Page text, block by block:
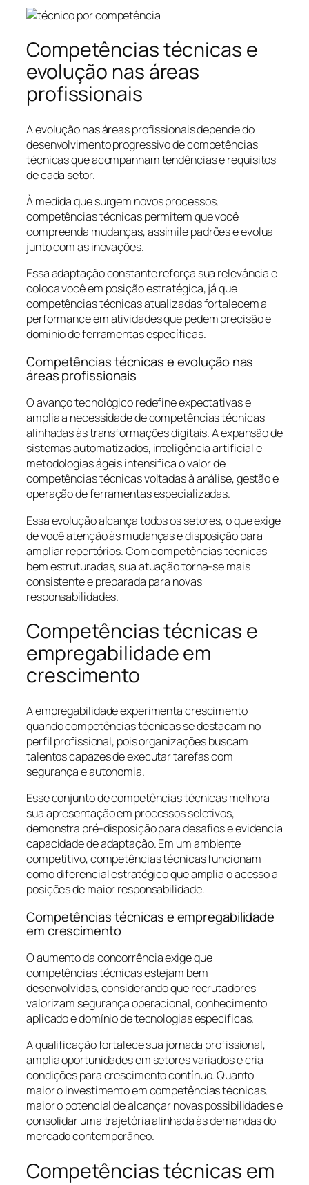
Competências técnicas e
evolução nas áreas
profissionais
A evolução nas áreas profissionais depende do
desenvolvimento progressivo de competências
técnicas que acompanham tendências e requisitos
de cada setor.
À medida que surgem novos processos,
competências técnicas permitem que você
compreenda mudanças, assimile padrões e evolua
junto com as inovações.
Essa adaptação constante reforça sua relevância e
coloca você em posição estratégica, já que
competências técnicas atualizadas fortalecem a
performance em atividades que pedem precisão e
domínio de ferramentas específicas.
Competências técnicas e evolução nas
áreas profissionais
O avanço tecnológico redefine expectativas e
amplia a necessidade de competências técnicas
alinhadas às transformações digitais. A expansão de
sistemas automatizados, inteligência artificial e
metodologias ágeis intensifica o valor de
competências técnicas voltadas à análise, gestão e
operação de ferramentas especializadas.
Essa evolução alcança todos os setores, o que exige
de você atenção às mudanças e disposição para
ampliar repertórios. Com competências técnicas
bem estruturadas, sua atuação torna-se mais
consistente e preparada para novas
responsabilidades.
Competências técnicas e
empregabilidade em
crescimento
A empregabilidade experimenta crescimento
quando competências técnicas se destacam no
perfil profissional, pois organizações buscam
talentos capazes de executar tarefas com
segurança e autonomia.
Esse conjunto de competências técnicas melhora
sua apresentação em processos seletivos,
demonstra pré-disposição para desafios e evidencia
capacidade de adaptação. Em um ambiente
competitivo, competências técnicas funcionam
como diferencial estratégico que amplia o acesso a
posições de maior responsabilidade.
Competências técnicas e empregabilidade
em crescimento
O aumento da concorrência exige que
competências técnicas estejam bem
desenvolvidas, considerando que recrutadores
valorizam segurança operacional, conhecimento
aplicado e domínio de tecnologias específicas.
A qualificação fortalece sua jornada profissional,
amplia oportunidades em setores variados e cria
condições para crescimento contínuo. Quanto
maior o investimento em competências técnicas,
maior o potencial de alcançar novas possibilidades e
consolidar uma trajetória alinhada às demandas do
mercado contemporâneo.
Competências técnicas em